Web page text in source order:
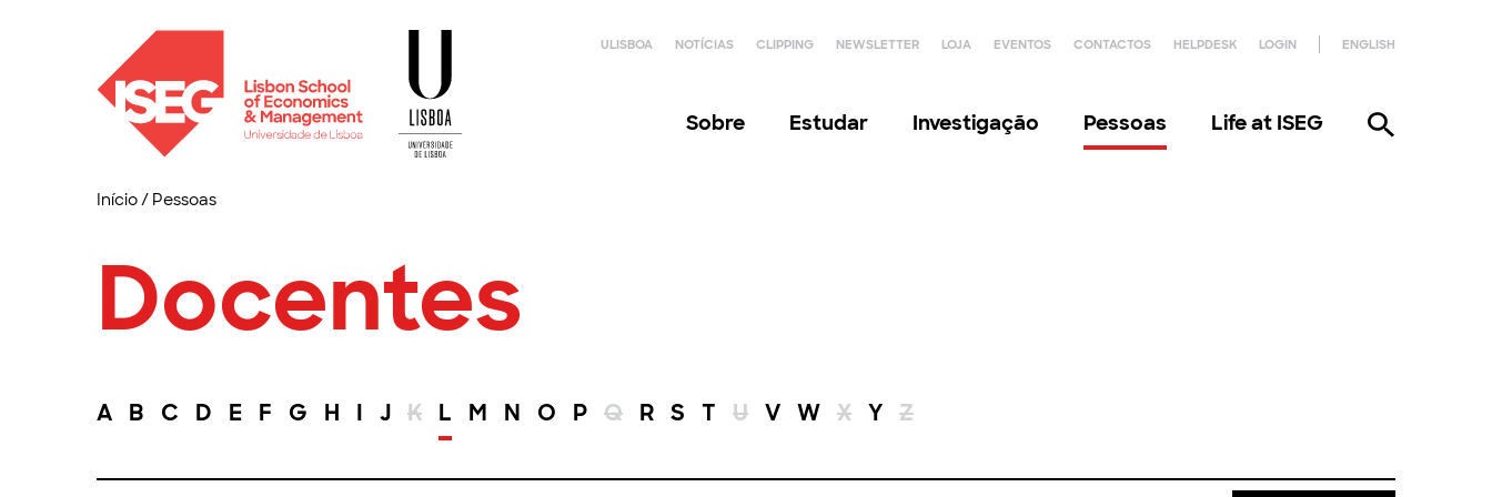
ULISBOA NOTÍCIAS CLIPPING NEWSLETTER LOJA EVENTOS CONTACTOS HELPDESK LOGIN ENGLISH
Sobre Estudar Investigação Pessoas Life at ISEG
Início/ Pessoas
Docentes
A B C D E F G H I J K L M N O P Q R S T U V W X Y Z